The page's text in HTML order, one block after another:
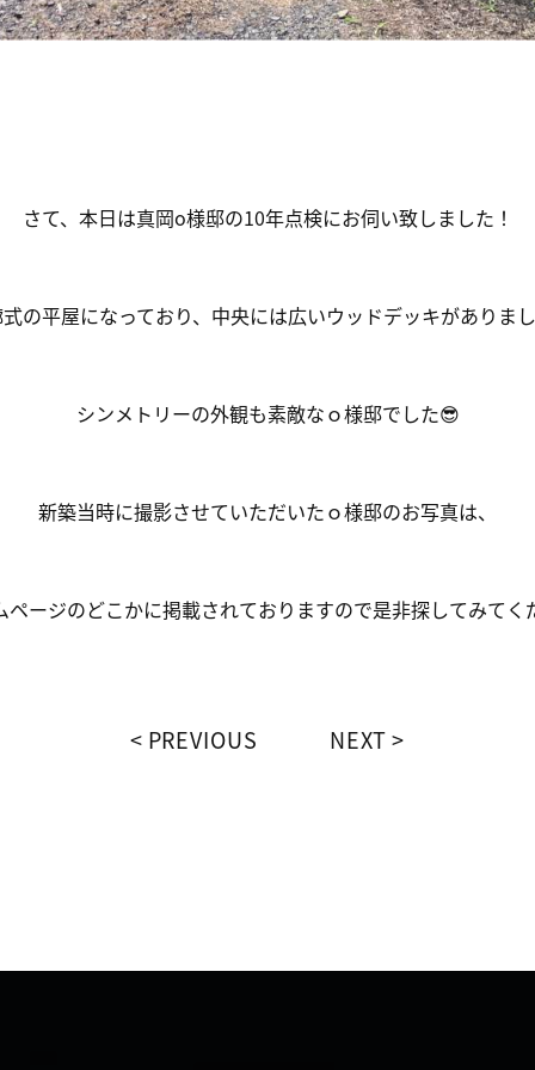
さて、本日は真岡o様邸の10年点検にお伺い致しました！
の平屋になっており、中央には広いウッドデッキがありま
シンメトリーの外観も素敵なｏ様邸でした😎
新築当時に撮影させていただいたｏ様邸のお写真は、
ページのどこかに掲載されておりますので是非探してみてく
PREVIOUS NEXT